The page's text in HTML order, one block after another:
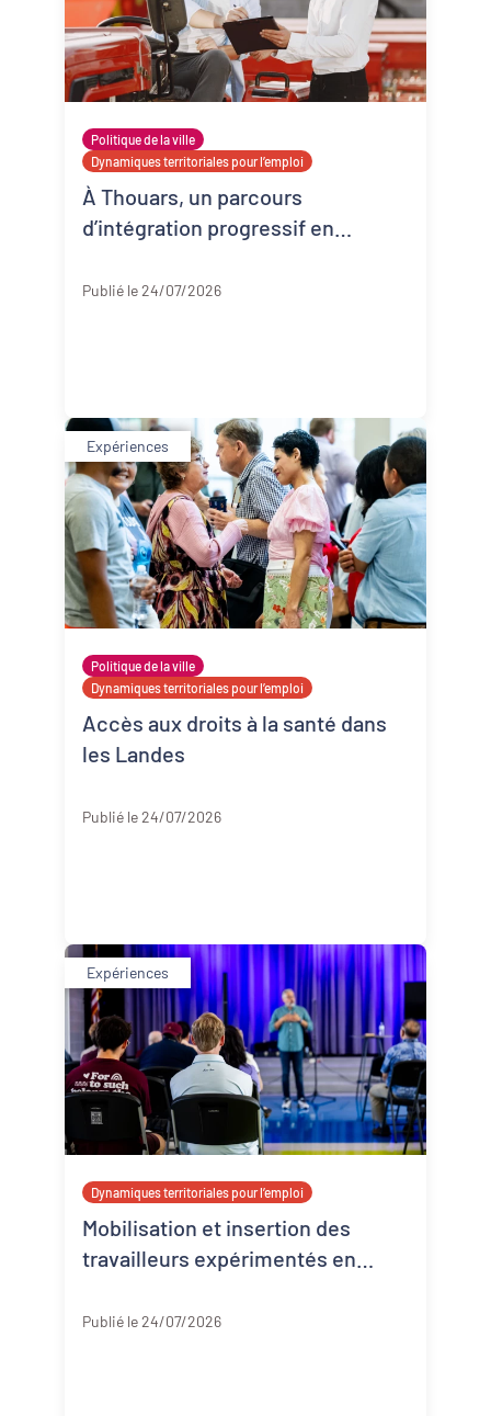
Politique de la ville
Dynamiques territoriales pour l’emploi
À Thouars, un parcours
d’intégration progressif en
Publié le 24/07/2026
Expériences
Politique de la ville
Dynamiques territoriales pour l’emploi
Accès aux droits à la santé dans
les Landes
Publié le 24/07/2026
Expériences
Dynamiques territoriales pour l’emploi
Mobilisation et insertion des
travailleurs expérimentés en
Publié le 24/07/2026